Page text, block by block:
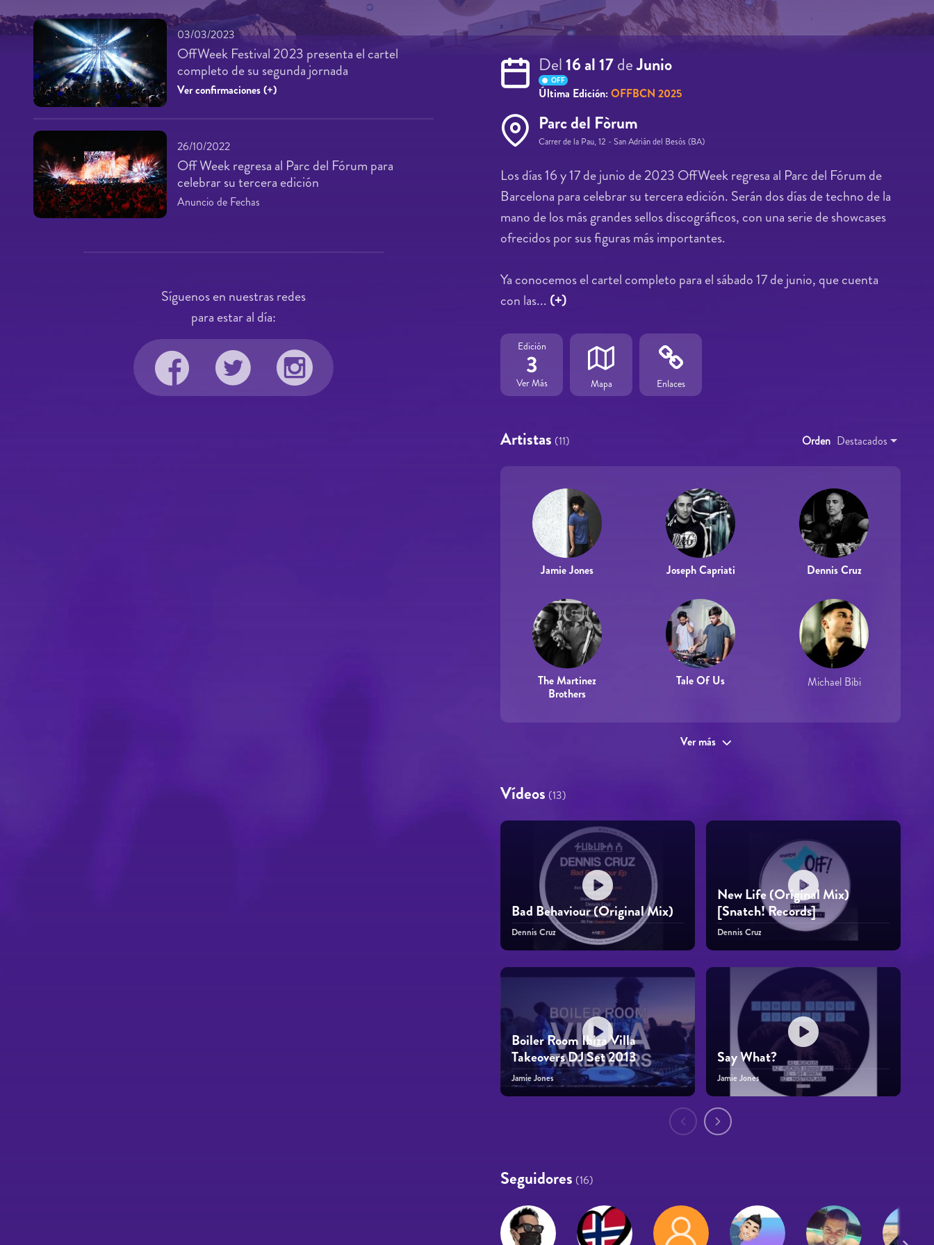
Del16 al 17deJunio
OFF
Última Edición:OFFBCN 2025
Parc del Fòrum
Carrer de la Pau, 12 - San Adrián del Besós (BA)
Los días 16 y 17 de junio de 2023 OffWeek regresa al Parc del Fórum de
Barcelona para celebrar su tercera edición. Serán dos días de techno de la
mano de los más grandes sellos discográficos, con una serie de showcases
ofrecidos por sus figuras más importantes.
Ya conocemos el cartel completo para el sábado 17 de junio, que cuenta
con las... (+)
Edición
3
Ver Más Mapa Enlaces
Artistas (11) Orden Destacados
Jamie Jones Joseph Capriati Dennis Cruz
The Martinez
Brothers
Tale Of Us Michael Bibi
Ver más
Vídeos (13)
Bad Behaviour (Original Mix)
Dennis Cruz
New Life (Original Mix)
[Snatch! Records]
Dennis Cruz
Boiler Room Ibiza Villa
Takeovers DJ Set 2013
Jamie Jones
Say What?
Jamie Jones
Seguidores (16)
03/03/2023
OffWeek Festival 2023 presenta el cartel
completo de su segunda jornada
Ver confirmaciones (+)
26/10/2022
Off Week regresa al Parc del Fórum para
celebrar su tercera edición
Anuncio de Fechas
Síguenos en nuestras redes
para estar al día: